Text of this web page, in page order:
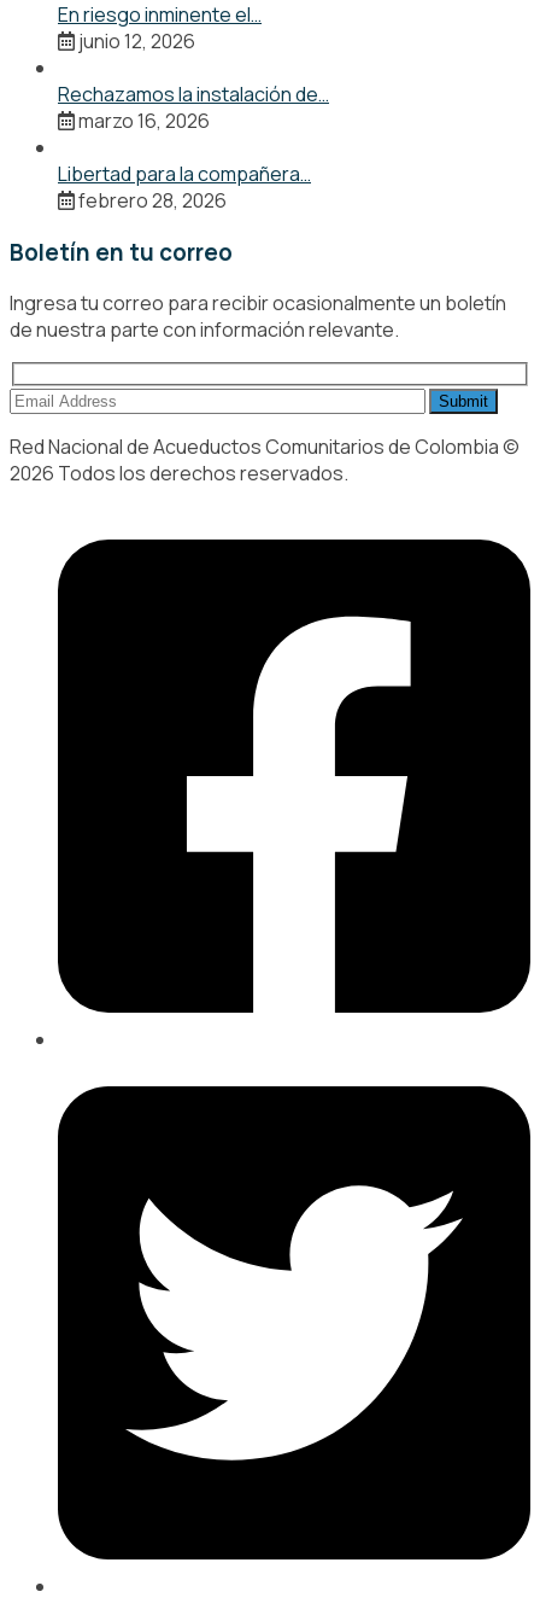
En riesgo inminente el…
junio 12, 2026
Rechazamos la instalación de…
marzo 16, 2026
Libertad para la compañera…
febrero 28, 2026
Boletín en tu correo
Ingresa tu correo para recibir ocasionalmente un boletín
de nuestra parte con información relevante.
Red Nacional de Acueductos Comunitarios de Colombia ©
2026 Todos los derechos reservados.